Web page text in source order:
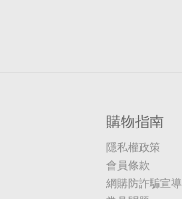
購物指南
隱私權政策
會員條款
網購防詐騙宣導